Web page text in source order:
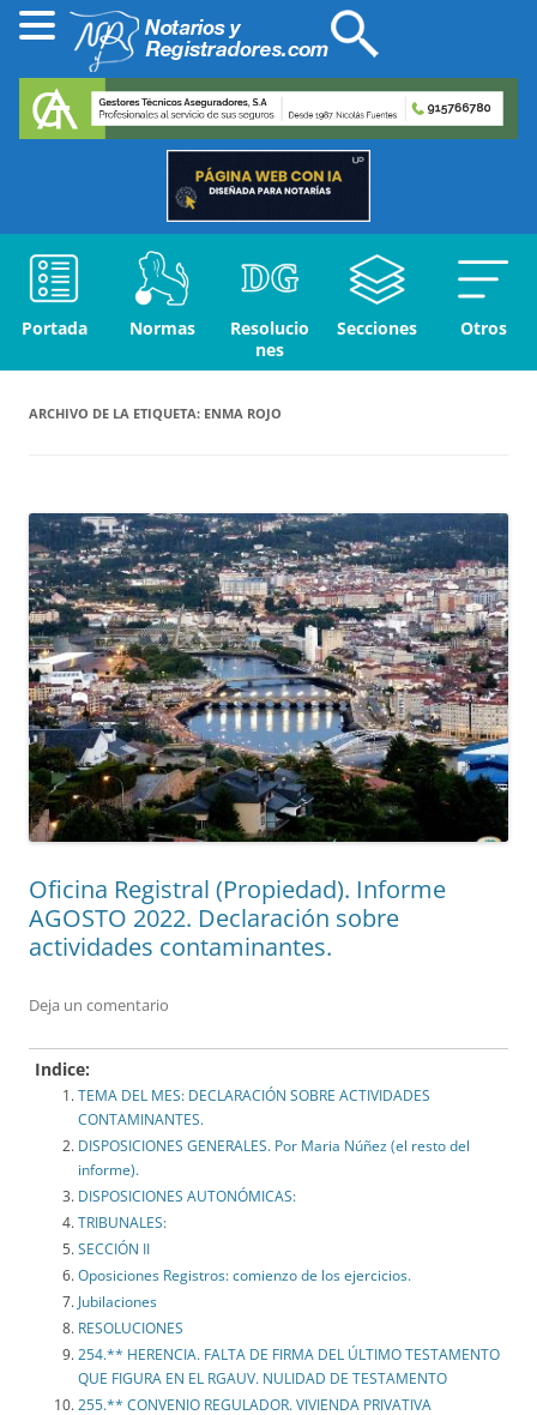
Portada Normas
Resolucio
nes
Secciones Otros
ARCHIVO DE LA ETIQUETA: ENMA ROJO
Oficina Registral (Propiedad). Informe
AGOSTO 2022. Declaración sobre
actividades contaminantes.
Deja un comentario
Indice:
TEMA DEL MES: DECLARACIÓN SOBRE ACTIVIDADES
CONTAMINANTES.
DISPOSICIONES GENERALES. Por Maria Núñez (el resto del
informe).
DISPOSICIONES AUTONÓMICAS:
TRIBUNALES:
SECCIÓN II
Oposiciones Registros: comienzo de los ejercicios.
Jubilaciones
RESOLUCIONES
254.** HERENCIA. FALTA DE FIRMA DEL ÚLTIMO TESTAMENTO
QUE FIGURA EN EL RGAUV. NULIDAD DE TESTAMENTO
255.** CONVENIO REGULADOR. VIVIENDA PRIVATIVA